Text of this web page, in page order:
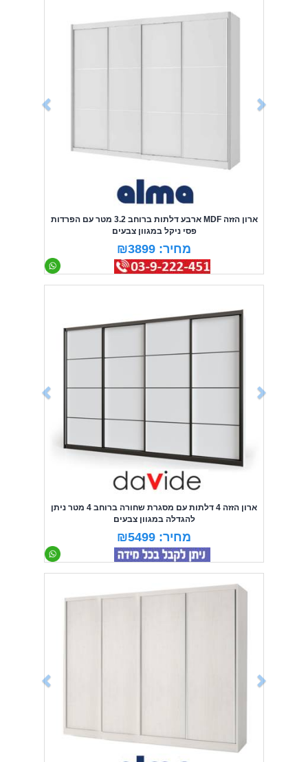
ארון הזזה MDF ארבע דלתות ברוחב 3.2 מטר עם הפרדות
פסי ניקל במגוון צבעים
מחיר: ₪3899
ארון הזזה 4 דלתות עם מסגרת שחורה ברוחב 4 מטר ניתן
להגדלה במגוון צבעים
מחיר: ₪5499
Next